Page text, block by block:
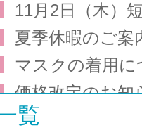
11月2日（木）
夏季休暇のご案
マスクの着用に
価格改定のお知
覧